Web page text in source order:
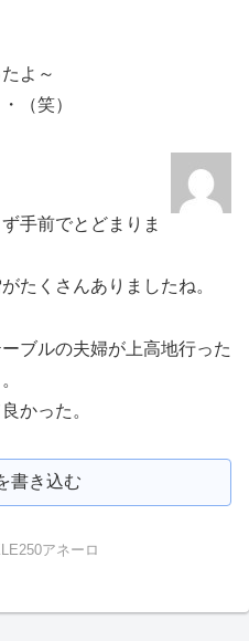
よ～
（笑）
手前でとどまりま
たくさんありましたね。
ブルの夫婦が上高地行った
かった。
書き込む
アネーロ